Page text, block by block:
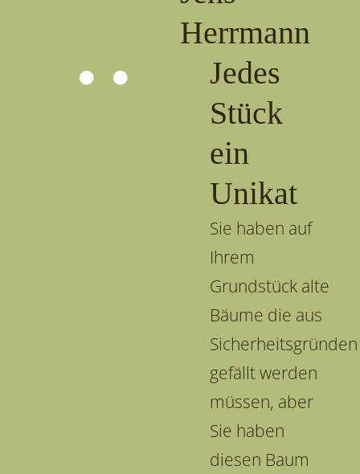
Herrmann
Jedes
Stück
ein
Unikat
Sie haben auf
Ihrem
Grundstück alte
Bäume die aus
Sicherheitsgründen
gefällt werden
müssen, aber
Sie haben
diesen Baum